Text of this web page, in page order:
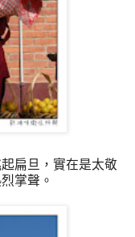
扁旦，實在是太敬
掌聲。